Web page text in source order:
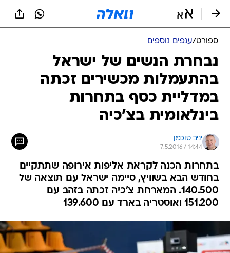
ספורט/ענפים נוספים
נבחרת הנשים של ישראל
בהתעמלות מכשירים זכתה
במדליית כסף בתחרות
בינלאומית בצ'כיה
יניב טוכמן
7.5.2016 / 14:44
בתחרות הכנה לקראת אליפות אירופה שתתקיים
בחודש הבא בשוויץ, סיימה ישראל עם תוצאה של
140.500. המארחת צ'כיה זכתה בזהב עם
151.200 ואוסטריה בארד עם 139.600